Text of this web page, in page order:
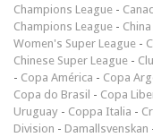
Champions League -
Champions League -
Women's Super League -
Chinese Super League -
- Copa América - Copa
Copa do Brasil - Copa
Uruguay - Coppa Italia -
Division - Damallsvenskan